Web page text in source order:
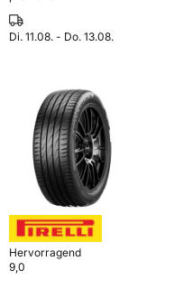
Di. 11.08. - Do. 13.08.
Hervorragend
9,0